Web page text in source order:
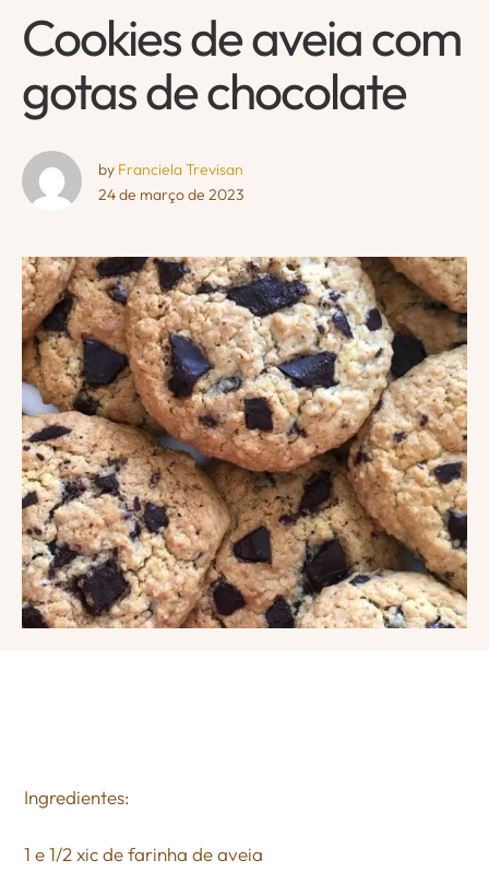
Cookies de aveia com
gotas de chocolate
by Franciela Trevisan
24 de março de 2023
Ingredientes:
1 e 1/2 xic de farinha de aveia